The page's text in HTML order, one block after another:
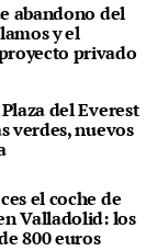
abandono del
y el
privado
del Everest
verdes, nuevos
el coche de
Valladolid: los
800 euros